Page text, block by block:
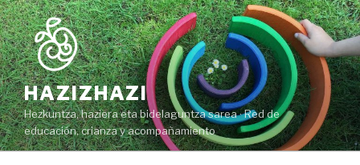
Ir
al
contenido
HAZIZHAZI
Hezkuntza, haziera eta bidelaguntza sarea · Red de
educación, crianza y acompañamiento